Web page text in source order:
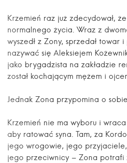
Krzemień raz już zdecydował,
normalnego życia. Wraz z
wyszedł z Zony, sprzedał towar
nazywać się Aleksiejem
jako brygadzista na zakładzie
został kochającym mężem i
Jednak Zona przypomina o
Krzemień nie ma wyboru i
aby ratować syna. Tam, za
jego wrogowie, jego przyjaciele,
jego przeciwnicy – Zona potrafi